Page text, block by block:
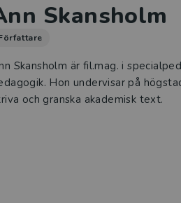
Skansholm
Skansholm är fil.mag. i
Hon undervisar på
och granska akademisk text.